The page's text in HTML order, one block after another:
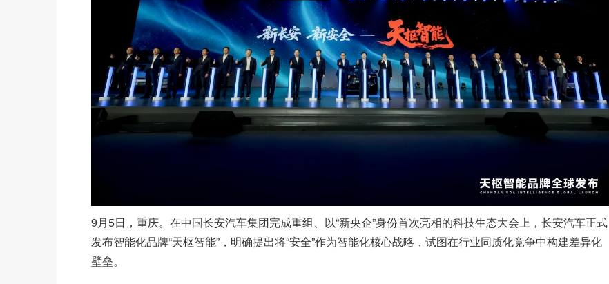
9月5日，重庆。在中国长安汽车集团完成重组、以“新央企”身份首次亮相的科技生态大会上，长安汽车正式
发布智能化品牌“天枢智能”，明确提出将“安全”作为智能化核心战略，试图在行业同质化竞争中构建差异化
壁垒。